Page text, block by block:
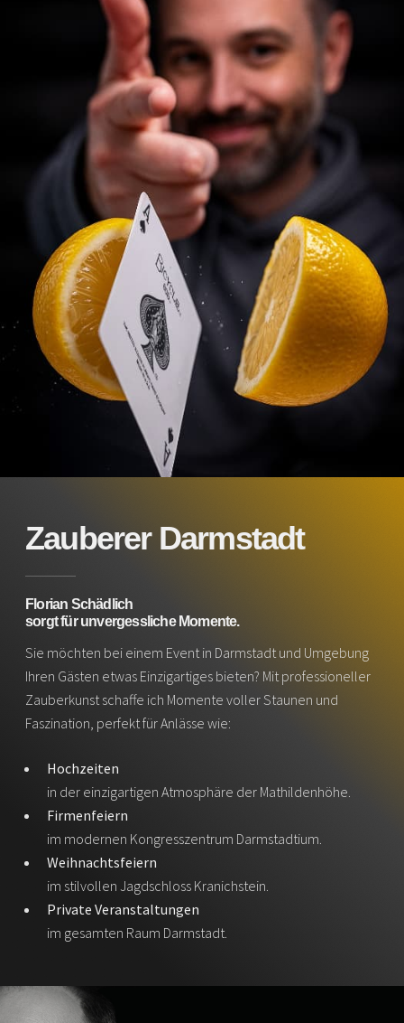
Zauberer Darmstadt
Florian Schädlich
sorgt für unvergessliche Momente.
Sie möchten bei einem Event in Darmstadt und Umgebung
Ihren Gästen etwas Einzigartiges bieten? Mit professioneller
Zauberkunst schaffe ich Momente voller Staunen und
Faszination, perfekt für Anlässe wie:
Hochzeiten
in der einzigartigen Atmosphäre der Mathildenhöhe.
Firmenfeiern
im modernen Kongresszentrum Darmstadtium.
Weihnachtsfeiern
im stilvollen Jagdschloss Kranichstein.
Private Veranstaltungen
im gesamten Raum Darmstadt.